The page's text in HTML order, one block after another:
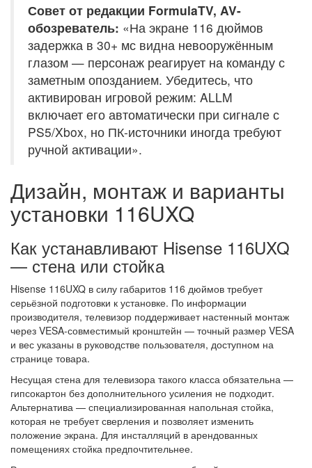
Совет от редакции FormulaTV, AV-
обозреватель: «На экране 116 дюймов
задержка в 30+ мс видна невооружённым
глазом — персонаж реагирует на команду с
заметным опозданием. Убедитесь, что
активирован игровой режим: ALLM
включает его автоматически при сигнале с
PS5/Xbox, но ПК-источники иногда требуют
ручной активации».
Дизайн, монтаж и варианты
установки 116UXQ
Как устанавливают Hisense 116UXQ
— стена или стойка
Hisense 116UXQ в силу габаритов 116 дюймов требует
серьёзной подготовки к установке. По информации
производителя, телевизор поддерживает настенный монтаж
через VESA-совместимый кронштейн — точный размер VESA
и вес указаны в руководстве пользователя, доступном на
странице товара.
Несущая стена для телевизора такого класса обязательна —
гипсокартон без дополнительного усиления не подходит.
Альтернатива — специализированная напольная стойка,
которая не требует сверления и позволяет изменить
положение экрана. Для инсталляций в арендованных
помещениях стойка предпочтительнее.